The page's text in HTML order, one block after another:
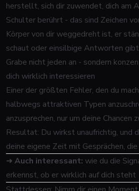
herstellt, sich dir zuwendet, dich am
Schulter berührt - das sind Zeichen
Körper von dir weggedreht ist, er
schaut oder einsilbige Antworten
Grabe nicht jeden an - sondern
dich wirklich interessieren
Einer der größten Fehler, den du
halbwegs attraktiven Typen
anzusprechen, nur um deine Chancen
Resultat: Du wirkst unaufrichtig, und
deine eigene Zeit mit Gesprächen,
➜ Auch interessant: wie du die
erkennst, ob er wirklich auf dich steht